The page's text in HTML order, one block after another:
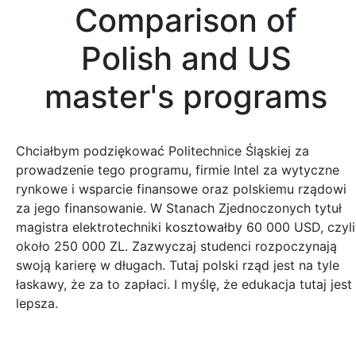
Comparison of
Polish and US
master's programs
Chciałbym podziękować Politechnice Śląskiej za
prowadzenie tego programu, firmie Intel za wytyczne
rynkowe i wsparcie finansowe oraz polskiemu rządowi
za jego finansowanie. W Stanach Zjednoczonych tytuł
magistra elektrotechniki kosztowałby 60 000 USD, czyli
około 250 000 ZL. Zazwyczaj studenci rozpoczynają
swoją karierę w długach. Tutaj polski rząd jest na tyle
łaskawy, że za to zapłaci. I myślę, że edukacja tutaj jest
lepsza.